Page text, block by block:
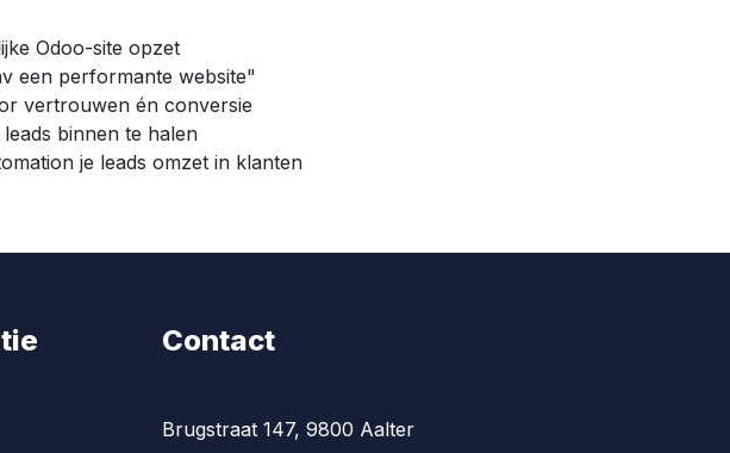
Odoo-site opzet
een performante website"
vertrouwen én conversie
binnen te halen
je leads omzet in klanten
Contact
Brugstraat 147, 9800 Aalter